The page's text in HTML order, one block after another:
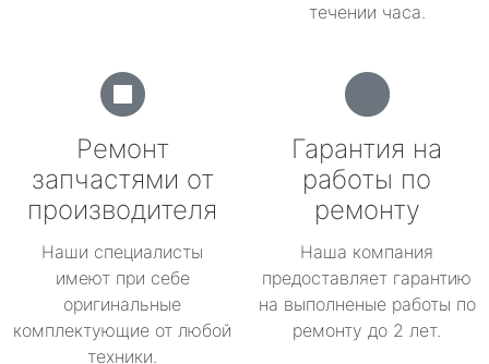
течении часа.
Ремонт
запчастями от
производителя
Наши специалисты
имеют при себе
оригинальные
комплектующие от любой
техники.
Гарантия на
работы по
ремонту
Наша компания
предоставляет гарантию
на выполненые работы по
ремонту до 2 лет.